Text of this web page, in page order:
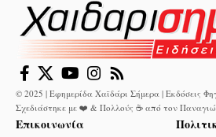
© 2025 | Εφημερίδα Χαϊδάρι Σήμερα | Εκδόσεις
Σχεδιάστηκε με ❤️ & Πολλούς ☕ από τον
Επικοινωνία